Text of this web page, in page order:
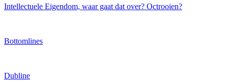
Intellectuele Eigendom, waar gaat dat over? Octrooien?
Bottomlines
Dubline